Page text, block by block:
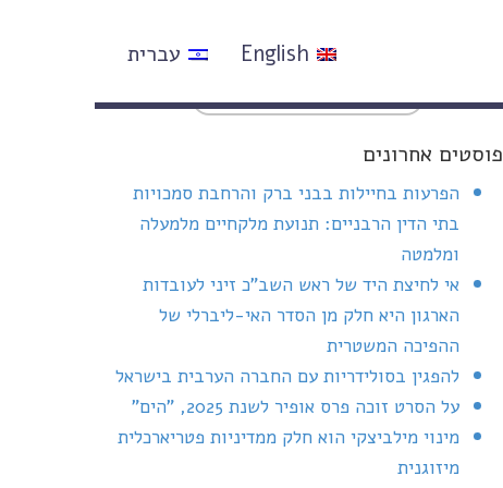
עברית English
פוסטים אחרונים
הפרעות בחיילות בבני ברק והרחבת סמכויות
בתי הדין הרבניים: תנועת מלקחיים מלמעלה
ומלמטה
אי לחיצת היד של ראש השב"כ זיני לעובדות
הארגון היא חלק מן הסדר האי-ליברלי של
ההפיכה המשטרית
להפגין בסולידריות עם החברה הערבית בישראל
על הסרט זוכה פרס אופיר לשנת 2025, "הים"
מינוי מילביצקי הוא חלק ממדיניות פטריארכלית
מיזוגנית